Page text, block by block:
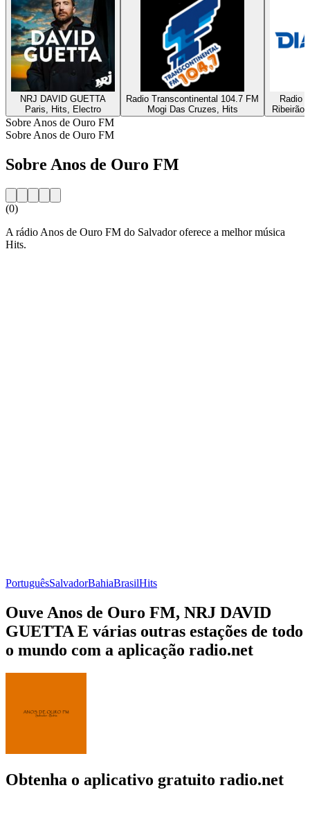
NRJ DAVID GUETTA
Paris, Hits, Electro
Radio Transcontinental 104.7 FM
Mogi Das Cruzes, Hits
Radio
Ribeirão
Sobre Anos de Ouro FM
Sobre Anos de Ouro FM
Sobre Anos de Ouro FM
(0)
A rádio Anos de Ouro FM do Salvador oferece a melhor música
Hits.
PortuguêsSalvadorBahiaBrasilHits
Ouve Anos de Ouro FM, NRJ DAVID
GUETTA E várias outras estações de todo
o mundo com a aplicação radio.net
Obtenha o aplicativo gratuito radio.net